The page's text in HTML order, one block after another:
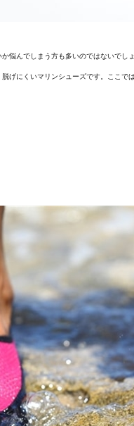
悩んでしまう方も多いのではないで
げにくいマリンシューズです。ここ